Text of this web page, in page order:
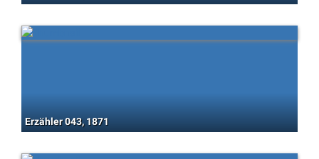
Erzähler 043, 1871